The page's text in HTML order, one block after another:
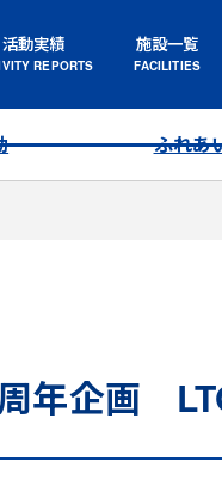
活動実績 施設一覧
ふれあ
周年企画